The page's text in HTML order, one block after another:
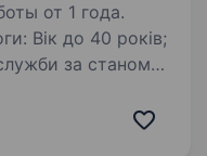
от 1 года.
за станом